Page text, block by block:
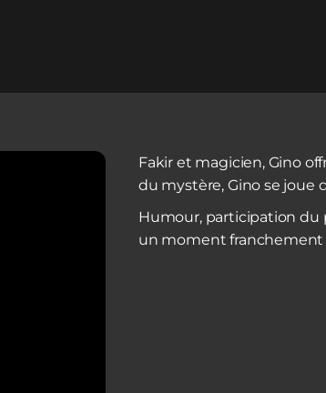
Fakir et magicien, Gino
du mystère, Gino se joue
Humour, participation du
un moment franchement